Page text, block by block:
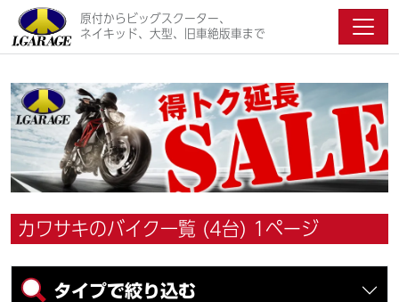
原付からビッグスクーター、
ネイキッド、大型、旧車絶版車まで
カワサキのバイク一覧 (4台) 1ページ
タイプで絞り込む